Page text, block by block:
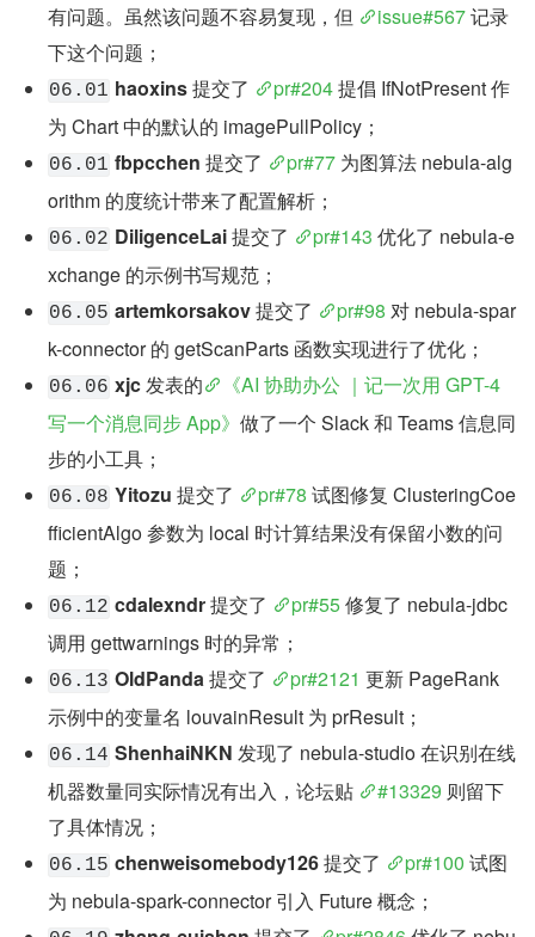
有问题。虽然该问题不容易复现，但
issue#567 记录
下这个问题；
06.01 haoxins 提交了 pr#204 提倡 IfNotPresent 作
为 Chart 中的默认的 imagePullPolicy；
06.01 fbpcchen 提交了 pr#77 为图算法 nebula-alg
orithm 的度统计带来了配置解析；
06.02 DiligenceLai 提交了 pr#143 优化了 nebula-e
xchange 的示例书写规范；
06.05 artemkorsakov 提交了 pr#98 对 nebula-spar
k-connector 的 getScanParts 函数实现进行了优化；
06.06 xjc 发表的
《AI 协助办公 ｜记一次用 GPT-4
写一个消息同步 App》 做了一个 Slack 和 Teams 信息同
步的小工具；
06.08 Yitozu 提交了 pr#78 试图修复 ClusteringCoe
fficientAlgo 参数为 local 时计算结果没有保留小数的问
题；
06.12 cdalexndr 提交了 pr#55 修复了 nebula-jdbc
调用 gettwarnings 时的异常；
06.13 OldPanda 提交了 pr#2121 更新 PageRank
示例中的变量名 louvainResult 为 prResult；
06.14 ShenhaiNKN 发现了 nebula-studio 在识别在线
机器数量同实际情况有出入，论坛贴
#13329 则留下
了具体情况；
06.15 chenweisomebody126 提交了 pr#100 试图
为 nebula-spark-connector 引入 Future 概念；